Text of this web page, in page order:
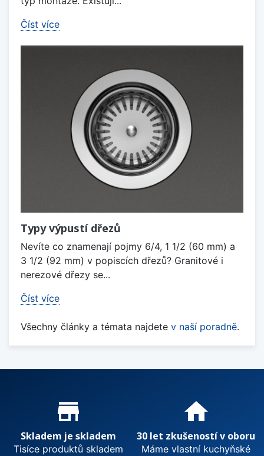
Číst více
Typy výpustí dřezů
Nevíte co znamenají pojmy 6/4, 1 1/2 (60 mm) a
3 1/2 (92 mm) v popiscích dřezů? Granitové i
nerezové dřezy se...
Číst více
Všechny články a témata najdete v naší poradně.
Proč nakupovat u nás?
store_mall_directory
Skladem je skladem
Tisíce produktů skladem
home
30 let zkušeností v oboru
Máme vlastní kuchyňské